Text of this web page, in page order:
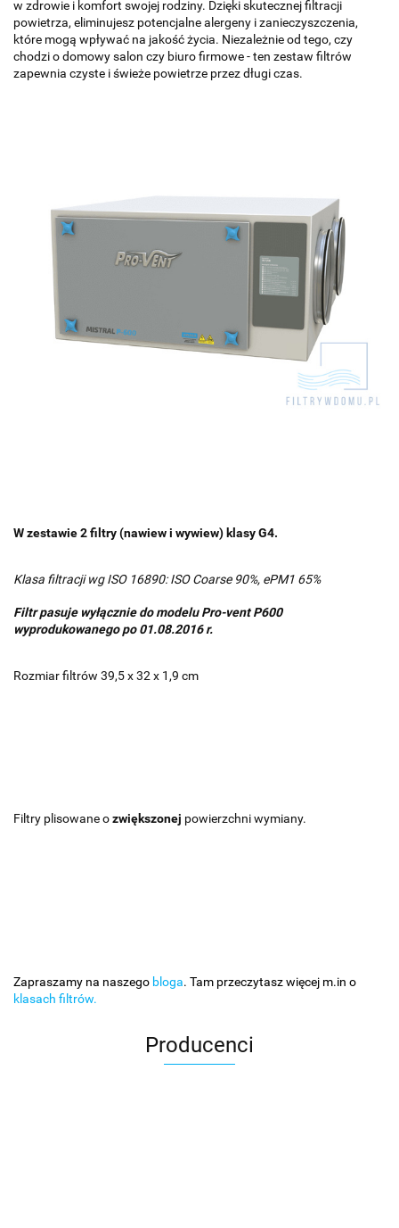
w zdrowie i komfort swojej rodziny. Dzięki skutecznej filtracji
powietrza, eliminujesz potencjalne alergeny i zanieczyszczenia,
które mogą wpływać na jakość życia. Niezależnie od tego, czy
chodzi o domowy salon czy biuro firmowe - ten zestaw filtrów
zapewnia czyste i świeże powietrze przez długi czas.
W zestawie 2 filtry (nawiew i wywiew) klasy G4.
Klasa filtracji wg ISO 16890: ISO Coarse 90%, ePM1 65%
Filtr pasuje wyłącznie do modelu Pro-vent P600
wyprodukowanegopo 01.08.2016 r.
Rozmiar filtrów 39,5 x 32 x 1,9 cm
Filtry plisowane ozwiększonej powierzchni wymiany.
Zapraszamy na naszego bloga. Tam przeczytasz więcej m.in o
klasach filtrów.
Producenci